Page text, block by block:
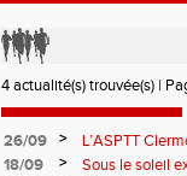
4 actualité(s) trouvée(s) |
26/09 >
L’ASPTT
Puys
18/09 >
Sous le soleil